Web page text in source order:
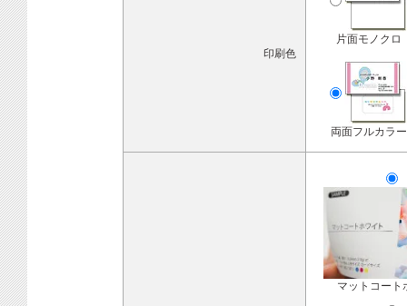
印刷色
片面モノクロ
両面フルカラー
マットコート